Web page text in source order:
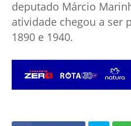
deputado Márcio
atividade chegou a ser
1890 e 1940.